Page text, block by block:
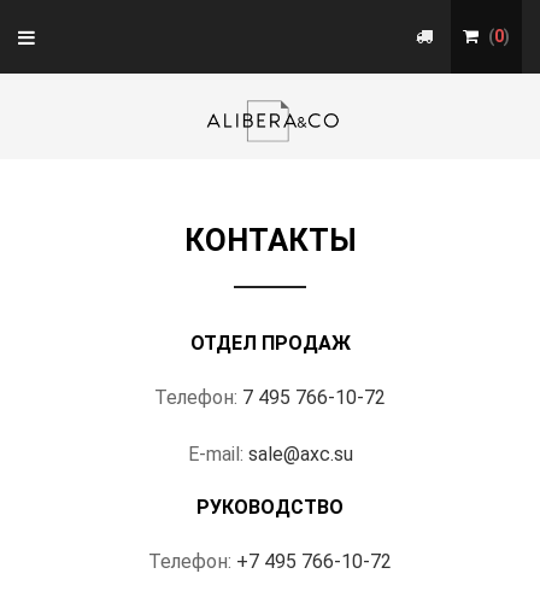
Toggle
navigation
(0)
КОНТАКТЫ
ОТДЕЛ ПРОДАЖ
Телефон: 7 495 766-10-72
E-mail: sale@axc.su
РУКОВОДСТВО
Телефон: +7 495 766-10-72